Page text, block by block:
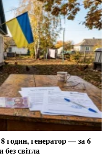
годин, генератор — за 6
без світла